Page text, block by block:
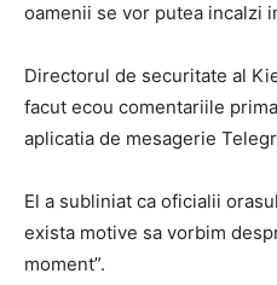
oamenii se vor putea incalzi
Directorul de securitate al
facut ecou comentariile
aplicatia de mesagerie
El a subliniat ca oficialii
exista motive sa vorbim
moment”.